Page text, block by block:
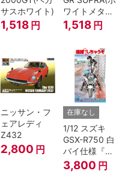
サスホワイト)
1,518 円
ワイトメタリ
ック)
1,518 円
ニッサン・フ
ェアレディ
Z432
2,800 円
在庫なし
1/12 スズキ
GSX-R750 白
バイ仕様『逮
捕しちゃう
ぞ』
3,800 円